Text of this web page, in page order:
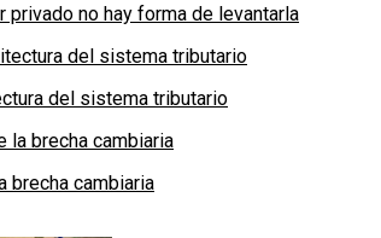
no hay forma de levantarla
del sistema tributario
brecha cambiaria